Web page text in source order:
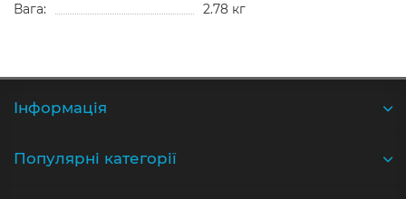
Вага:
2.78 кг
Iнформація
Популярні категорії